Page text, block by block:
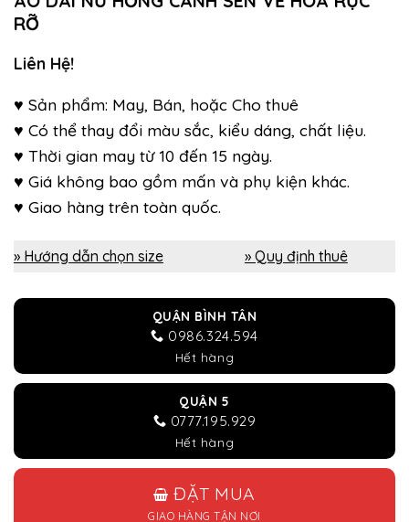
RỠ
Liên Hệ!
♥ Sản phẩm: May, Bán, hoặc Cho thuê
♥ Có thể thay đổi màu sắc, kiểu dáng, chất liệu.
♥ Thời gian may từ 10 đến 15 ngày.
♥ Giá không bao gồm mấn và phụ kiện khác.
♥ Giao hàng trên toàn quốc.
» Hướng dẫn chọn size » Quy định thuê
QUẬN BÌNH TÂN
0986.324.594
Hết hàng
QUẬN 5
0777.195.929
Hết hàng
ĐẶT MUA
GIAO HÀNG TẬN NƠI